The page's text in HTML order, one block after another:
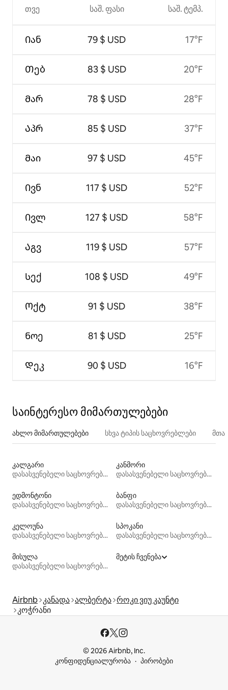
თვე
Იან
Თებ
Მარ
Აპრ
Მაი
Ივნ
Ივლ
Აგვ
Სექ
Ოქტ
Ნოე
Დეკ
საშ. ფასი
79 $ USD
83 $ USD
78 $ USD
85 $ USD
97 $ USD
117 $ USD
127 $ USD
119 $ USD
108 $ USD
91 $ USD
81 $ USD
90 $ USD
საშ. ტემპ.
17°F
20°F
28°F
37°F
45°F
52°F
58°F
57°F
49°F
38°F
25°F
16°F
საინტერესო მიმართულებები
ახლო მიმართულებები სხვა ტიპის საცხოვრებლები
კალგარი
დასასვენებელი საცხოვრებლები
კანმორი
დასასვენებელი საცხოვრებლები
ედმონტონი
დასასვენებელი საცხოვრებლები
ბანფი
დასასვენებელი საცხოვრებლები
კელოუნა
დასასვენებელი საცხოვრებლები
სპოკანი
დასასვენებელი საცხოვრებლები
მისულა
დასასვენებელი საცხოვრებლები
მეტის ჩვენება
Airbnb კანადა ალბერტა როკი ვიუ კაუნტი
კოჭრანი
© 2026 Airbnb, Inc.
კონფიდენციალურობა
პირობები